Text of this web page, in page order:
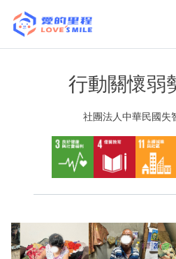
行動關懷弱
社團法人中華民國失